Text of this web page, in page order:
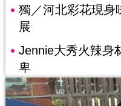
獨／河北彩花現
展
Jennie大秀火辣
卑